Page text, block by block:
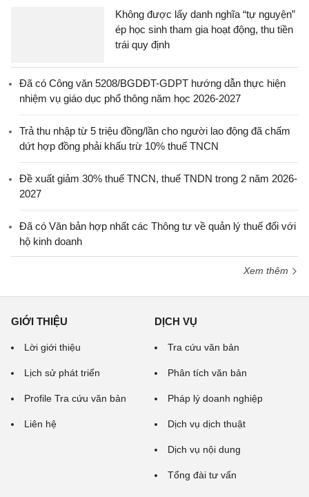
Không được lấy danh nghĩa “tự nguyện”
ép học sinh tham gia hoạt động, thu tiền
trái quy định
Đã có Công văn 5208/BGDĐT-GDPT hướng dẫn thực hiện
nhiệm vụ giáo dục phổ thông năm học 2026-2027
Trả thu nhập từ 5 triệu đồng/lần cho người lao động đã chấm
dứt hợp đồng phải khấu trừ 10% thuế TNCN
Đề xuất giảm 30% thuế TNCN, thuế TNDN trong 2 năm 2026-
2027
Đã có Văn bản hợp nhất các Thông tư về quản lý thuế đối với
hộ kinh doanh
Xem thêm
GIỚI THIỆU
Lời giới thiệu
Lịch sử phát triển
Profile Tra cứu văn bản
Liên hệ
DỊCH VỤ
Tra cứu văn bản
Phân tích văn bản
Pháp lý doanh nghiệp
Dịch vụ dịch thuật
Dịch vụ nội dung
Tổng đài tư vấn